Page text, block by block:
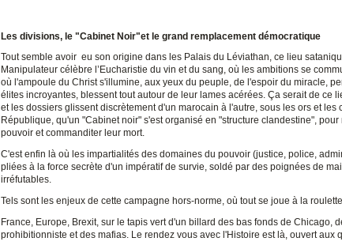
Les divisions, le "Cabinet Noir"et le grand remplacement démocratique
Tout semble avoir eu son origine dans les Palais du Léviathan, ce lieu
Manipulateur célèbre l’Eucharistie du vin et du sang, où les ambitions se
où l'ampoule du Christ s'illumine, aux yeux du peuple, de l'espoir du miracle,
élites incroyantes, blessent tout autour de leur lames acérées. Ça serait de ce
et les dossiers glissent discrètement d'un marocain à l'autre, sous les ors et les
République, qu'un "Cabinet noir" s'est organisé en "structure clandestine",
pouvoir et commanditer leur mort.
C'est enfin là où les impartialités des domaines du pouvoir (justice, police,
pliées à la force secrète d'un impératif de survie, soldé par des poignées de
irréfutables.
Tels sont les enjeux de cette campagne hors-norme, où tout se joue à la
France, Europe, Brexit, sur le tapis vert d'un billard des bas fonds de Chicago,
prohibitionniste et des mafias. Le rendez vous avec l'Histoire est là, ouvert aux